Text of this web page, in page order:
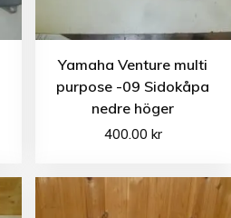
Yamaha Venture multi
purpose -09 Sidokåpa
nedre höger
400.00 kr